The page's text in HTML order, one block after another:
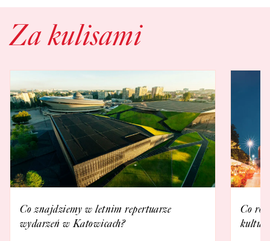
Za kulisami
Co znajdziemy w letnim repertuarze
wydarzeń w Katowicach?
Co